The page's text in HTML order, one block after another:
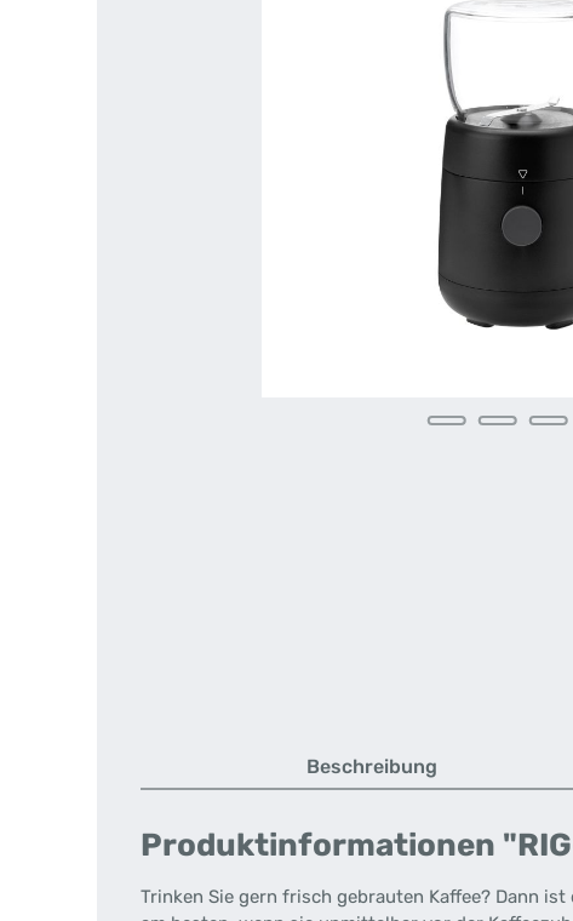
Beschreibung
Produktinformationen
Trinken Sie gern frisch gebrauten Kaffee? Dann ist